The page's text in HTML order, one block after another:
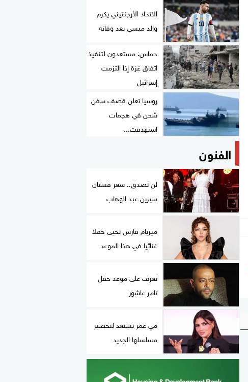
الاتحاد الأرجنتيني يكرم
والد ميسي بعد وفاته
حماس: مستعدون لتنفيذ
اتفاق غزة إذا التزمت
إسرائيل
روسيا تعلن قصف سفن
شحن في هجمات
استهدفت...
الفنون
لن تصدق.. سعر فستان
سيرين عبد الوهاب
ميريام فارس تحيى حفلا
غنائيا في هذا الموعد
تعرف على موعد حفل
تامر عاشور
مي عمر تستعد لتحضير
مسلسلها الجديد